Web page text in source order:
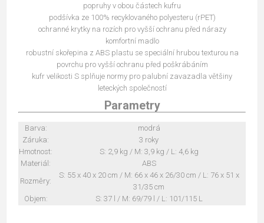
popruhy v obou částech kufru
podšívka ze 100% recyklovaného polyesteru (rPET)
ochranné krytky na rozích pro vyšší ochranu před nárazy
komfortní madlo
robustní skořepina z ABS plastu se speciální hrubou texturou na
povrchu pro vyšší ochranu před poškrábáním
kufr velikosti S splňuje normy pro palubní zavazadla většiny
leteckých společností
Parametry
Barva:
modrá
Záruka:
3 roky
Hmotnost:
S: 2,9 kg / M: 3,9 kg / L: 4,6 kg
Materiál:
ABS
Rozměry:
S: 55 x 40 x 20 cm / M: 66 x 46 x 26/30 cm / L: 76 x 51 x
31/35 cm
Objem:
S: 37 l / M: 69/79 l / L: 101/115 L